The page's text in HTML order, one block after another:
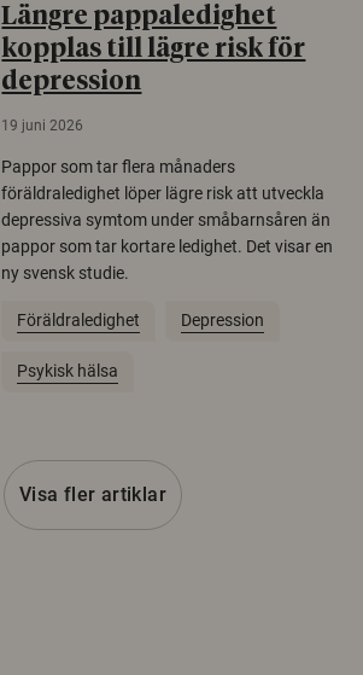
Längre pappaledighet
kopplas till lägre risk för
depression
19 juni 2026
Pappor som tar flera månaders
föräldraledighet löper lägre risk att utveckla
depressiva symtom under småbarnsåren än
pappor som tar kortare ledighet. Det visar en
ny svensk studie.
Föräldraledighet Depression
Psykisk hälsa
Visa fler artiklar